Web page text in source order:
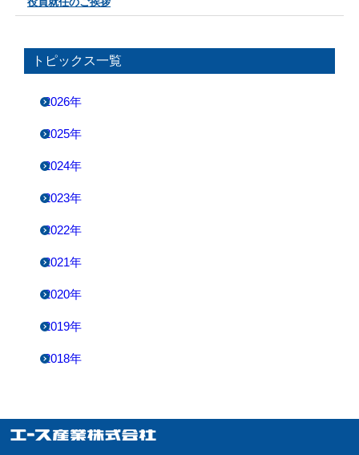
トピックス一覧
2026年
2025年
2024年
2023年
2022年
2021年
2020年
2019年
2018年